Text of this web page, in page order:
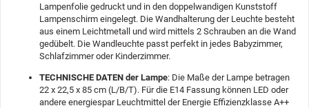
Lampenfolie gedruckt und in den doppelwandigen Kunststoff
Lampenschirm eingelegt. Die Wandhalterung der Leuchte besteht
aus einem Leichtmetall und wird mittels 2 Schrauben an die Wand
gedübelt. Die Wandleuchte passt perfekt in jedes Babyzimmer,
Schlafzimmer oder Kinderzimmer.
TECHNISCHE DATEN der Lampe: Die Maße der Lampe betragen
22 x 22,5 x 85 cm (L/B/T). Für die E14 Fassung können LED oder
andere energiespar Leuchtmittel der Energie Effizienzklasse A++